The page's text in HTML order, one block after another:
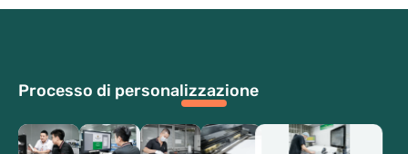
Processo di personalizzazione